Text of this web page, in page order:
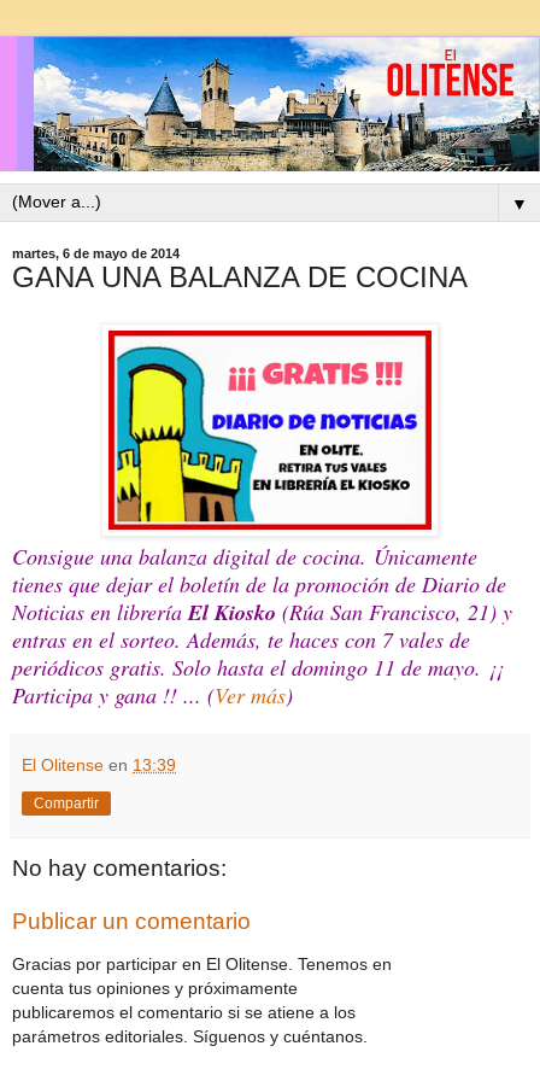
▼
martes, 6 de mayo de 2014
GANA UNA BALANZA DE COCINA
Consigue una balanza digital de cocina. Únicamente
tienes que dejar el boletín de la promoción de Diario de
Noticias en libreríaEl Kiosko (Rúa San Francisco, 21) y
entras en el sorteo. Además, te haces con 7 vales de
periódicos gratis. Solo hasta el domingo 11 de mayo. ¡¡
Participa y gana !! ... (Ver más)
El Olitense en 13:39
Compartir
No hay comentarios:
Publicar un comentario
Gracias por participar en El Olitense. Tenemos en
cuenta tus opiniones y próximamente
publicaremos el comentario si se atiene a los
parámetros editoriales. Síguenos y cuéntanos.